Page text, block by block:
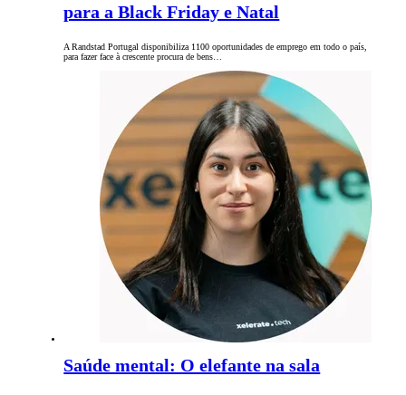
para a Black Friday e Natal
A Randstad Portugal disponibiliza 1100 oportunidades de emprego em todo o país,
para fazer face à crescente procura de bens…
Saúde mental: O elefante na sala